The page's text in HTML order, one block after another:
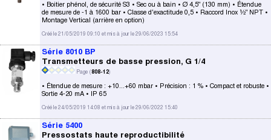
• Boitier phénol, de sécurité S3 • Sec ou à bain • Ø 4,5" (130 mm) • Étendue
de mesure de -1 à 1600 bar • Classe d'exactitude 0,5 • Raccord Inox ½" NPT •
Montage Vertical (arrière en option)
Créé le 21/05/2019 09:10 et mis à jour le 29/06/2023 15:54
Série 8010 BP
Transmetteurs de basse pression, G 1/4
Page (808-12)
• Étendue de mesure : +10...+60 mbar • Précision : 1 % • Compact et robuste •
Sortie 4-20 mA • IP 65
Créé le 24/05/2019 14:08 et mis à jour le 29/06/2022 15:40
Série 5400
Pressostats haute reproductibilité